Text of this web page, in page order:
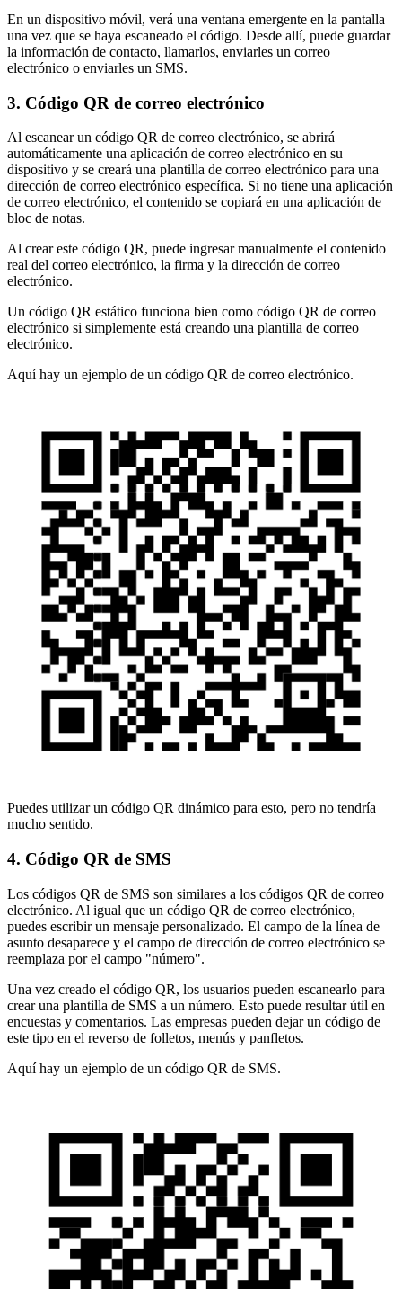
En un dispositivo móvil, verá una ventana emergente en la pantalla
una vez que se haya escaneado el código. Desde allí, puede guardar
la información de contacto, llamarlos, enviarles un correo
electrónico o enviarles un SMS.
3. Código QR de correo electrónico
Al escanear un código QR de correo electrónico, se abrirá
automáticamente una aplicación de correo electrónico en su
dispositivo y se creará una plantilla de correo electrónico para una
dirección de correo electrónico específica. Si no tiene una aplicación
de correo electrónico, el contenido se copiará en una aplicación de
bloc de notas.
Al crear este código QR, puede ingresar manualmente el contenido
real del correo electrónico, la firma y la dirección de correo
electrónico.
Un código QR estático funciona bien como código QR de correo
electrónico si simplemente está creando una plantilla de correo
electrónico.
Aquí hay un ejemplo de un código QR de correo electrónico.
Puedes utilizar un código QR dinámico para esto, pero no tendría
mucho sentido.
4. Código QR de SMS
Los códigos QR de SMS son similares a los códigos QR de correo
electrónico. Al igual que un código QR de correo electrónico,
puedes escribir un mensaje personalizado. El campo de la línea de
asunto desaparece y el campo de dirección de correo electrónico se
reemplaza por el campo "número".
Una vez creado el código QR, los usuarios pueden escanearlo para
crear una plantilla de SMS a un número. Esto puede resultar útil en
encuestas y comentarios. Las empresas pueden dejar un código de
este tipo en el reverso de folletos, menús y panfletos.
Aquí hay un ejemplo de un código QR de SMS.